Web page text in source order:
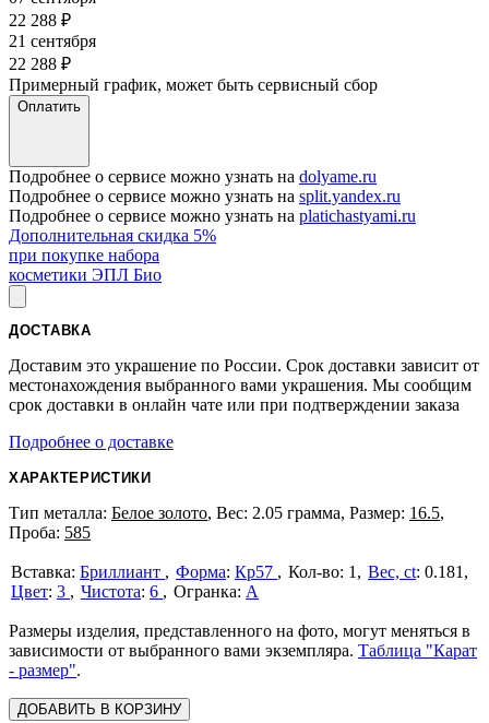
22 288 ₽
21 сентября
22 288 ₽
Примерный график, может быть сервисный сбор
Оплатить
Подробнее о сервисе можно узнать на dolyame.ru
Подробнее о сервисе можно узнать на split.yandex.ru
Подробнее о сервисе можно узнать на platichastyami.ru
Дополнительная скидка 5%
при покупке набора
косметики ЭПЛ Био
ДОСТАВКА
Доставим это украшение по России. Срок доставки зависит от
местонахождения выбранного вами украшения. Мы сообщим
срок доставки в онлайн чате или при подтверждении заказа
Подробнее о доставке
ХАРАКТЕРИСТИКИ
Тип металла: Белое золото, Вес: 2.05 грамма, Размер: 16.5,
Проба: 585
Бриллиант Форма: Кр57 1 Вес, ct: 0.181
Цвет: 3 Чистота: 6 А
Размеры изделия, представленного на фото, могут меняться в
зависимости от выбранного вами экземпляра. Таблица "Карат
- размер".
ДОБАВИТЬ В КОРЗИНУ